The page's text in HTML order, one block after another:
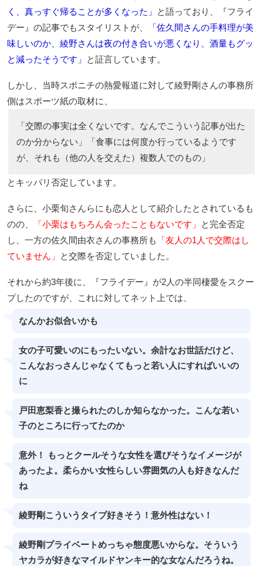
く、真っすぐ帰ることが多くなった」
と語っており、『フライ
デー』の記事でもスタイリストが、
「佐久間さんの手料理が美
味しいのか、綾野さんは夜の付き合いが悪くなり、酒量もグッ
と減ったそうです」
と証言しています。
しかし、当時スポニチの熱愛報道に対して綾野剛さんの事務所
側はスポーツ紙の取材に、
「交際の事実は全くないです。なんでこういう記事が出た
のか分からない」「食事には何度か行っているようです
が、それも（他の人を交えた）複数人でのもの」
とキッパリ否定しています。
さらに、小栗旬さんらにも恋人として紹介したとされているも
のの、
「小栗はもちろん会ったこともないです」
と完全否定
し、一方の佐久間由衣さんの事務所も
「友人の1人で交際はし
ていません」
と交際を否定していました。
それから約3年後に、『フライデー』が2人の半同棲愛をスクー
プしたのですが、これに対してネット上では、
なんかお似合いかも
女の子可愛いのにもったいない。余計なお世話だけど、
こんなおっさんじゃなくてもっと若い人にすればいいの
に
戸田恵梨香と撮られたのしか知らなかった。こんな若い
子のところに行ってたのか
意外！ もっとクールそうな女性を選びそうなイメージが
あったよ。柔らかい女性らしい雰囲気の人も好きなんだ
ね
綾野剛こういうタイプ好きそう！意外性はない！
綾野剛プライベートめっちゃ態度悪いからな。そういう
ヤカラが好きなマイルドヤンキー的な女なんだろうね。